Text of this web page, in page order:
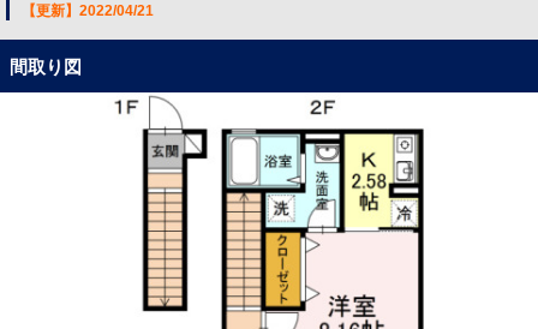
【更新】2022/04/21
間取り図